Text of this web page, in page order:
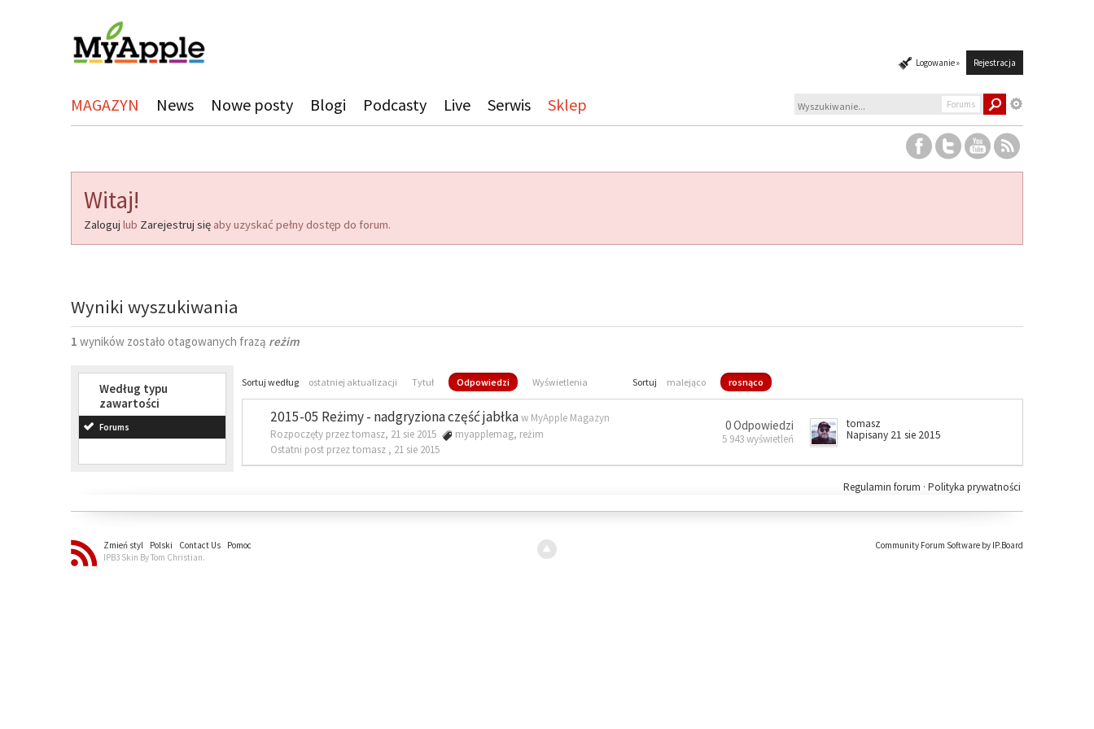
Logowanie » Rejestracja
MAGAZYN News Nowe posty Blogi Podcasty Live Serwis Sklep Forums
Witaj!
Zaloguj lub Zarejestruj się aby uzyskać pełny dostęp do forum.
Wyniki wyszukiwania
1 wyników zostało otagowanych frazą reżim
Według typu
zawartości
Forums
Sortuj według ostatniej aktualizacji Tytuł Odpowiedzi Wyświetlenia Sortuj malejąco rosnąco
2015-05 Reżimy - nadgryziona część jabłkaw MyApple Magazyn
Rozpoczęty przez tomasz, 21 sie 2015
myapplemag, reżim
Ostatni post przez tomasz , 21 sie 2015
0 Odpowiedzi
5 943 wyświetleń
tomasz
Napisany 21 sie 2015
Polityka prywatności
Regulamin forum ·
Zmień styl Polski Contact Us
Pomoc
IPB3 Skin By Tom Christian.
Community Forum Software by IP.Board